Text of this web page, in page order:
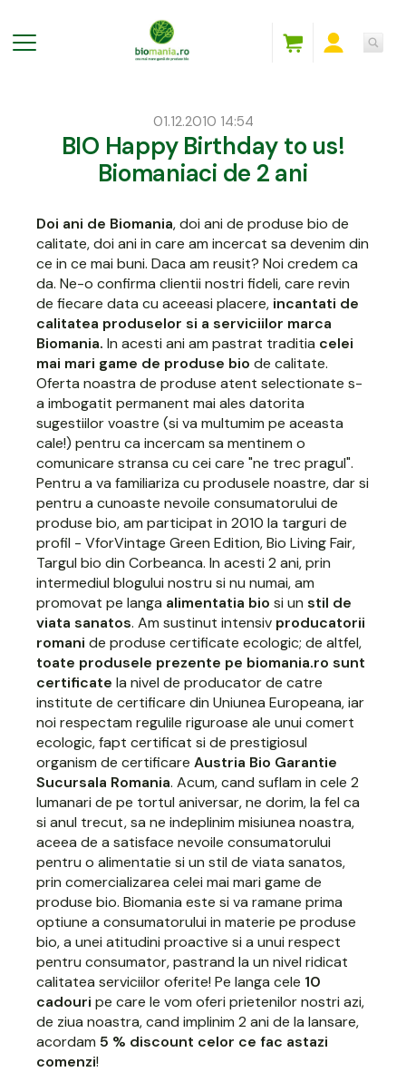
BIO Happy Birthday to us!
Biomaniaci de 2 ani
01.12.2010 14:54
Doi ani de Biomania, doi ani de produse bio de
calitate, doi ani in care am incercat sa devenim din
ce in ce mai buni. Daca am reusit? Noi credem ca
da. Ne-o confirma clientii nostri fideli, care revin
de fiecare data cu aceeasi placere, incantati de
calitatea produselor si a serviciilor marca
Biomania.In acesti ani am pastrat traditia celei
mai mari game de produse biode calitate.
Oferta noastra de produse atent selectionate s-
a imbogatit permanent mai ales datorita
sugestiilor voastre (si va multumim pe aceasta
cale!) pentru ca incercam sa mentinem o
comunicare stransa cu cei care "ne trec pragul".
Pentru a va familiariza cu produsele noastre, dar si
pentru a cunoaste nevoile consumatorului de
produse bio, am participat in 2010 la targuri de
profil - VforVintage Green Edition, Bio Living Fair,
Targul bio din Corbeanca. In acesti 2 ani, prin
intermediul blogului nostru si nu numai, am
promovat pe langa alimentatia biosi unstil de
viata sanatos. Am sustinut intensiv producatorii
romanide produse certificate ecologic; de altfel,
toate produsele prezente pe biomania.ro sunt
certificate la nivel de producator de catre
institute de certificare din Uniunea Europeana, iar
noi respectam regulile riguroase ale unui comert
ecologic, fapt certificat si de prestigiosul
organism de certificareAustria Bio Garantie
Sucursala Romania. Acum, cand suflam in cele 2
lumanari de pe tortul aniversar, ne dorim, la fel ca
si anul trecut, sa ne indeplinim misiunea noastra,
aceea de a satisface nevoile consumatorului
pentru o alimentatie si un stil de viata sanatos,
prin comercializarea celei mai mari game de
produse bio. Biomania este si va ramane prima
optiune a consumatorului in materie pe produse
bio, a unei atitudini proactive si a unui respect
pentru consumator, pastrand la un nivel ridicat
calitatea serviciilor oferite! Pe langa cele 10
cadouripe care le vom oferi prietenilor nostri azi,
de ziua noastra, cand implinim 2 ani de la lansare,
acordam 5 % discount celor ce fac astazi
comenzi!